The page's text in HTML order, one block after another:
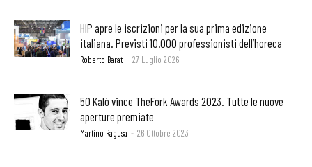
HIP apre le iscrizioni per la sua prima edizione
italiana. Previsti 10.000 professionisti dell’horeca
Roberto Barat - 27 Luglio 2026
50 Kalò vince TheFork Awards 2023. Tutte le nuove
aperture premiate
Martino Ragusa - 26 Ottobre 2023